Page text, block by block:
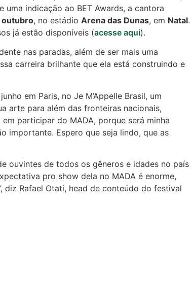
uma indicação ao BET Awards, a cantora
outubro, no estádio Arena das Dunas, em Natal.
já estão disponíveis (acesse aqui).
nas paradas, além de ser mais uma
carreira brilhante que ela está construindo e
em Paris, no Je M’Appelle Brasil, um
arte para além das fronteiras nacionais,
participar do MADA, porque será minha
importante. Espero que seja lindo, que as
ouvintes de todos os gêneros e idades no país
pro show dela no MADA é enorme,
diz Rafael Otati, head de conteúdo do festival